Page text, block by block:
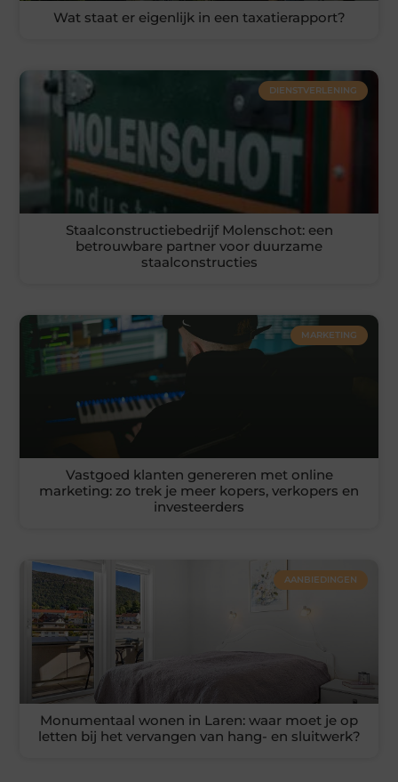
Wat staat er eigenlijk in een taxatierapport?
DIENSTVERLENING
Staalconstructiebedrijf Molenschot: een
betrouwbare partner voor duurzame
staalconstructies
MARKETING
Vastgoed klanten genereren met online
marketing: zo trek je meer kopers, verkopers en
investeerders
AANBIEDINGEN
Monumentaal wonen in Laren: waar moet je op
letten bij het vervangen van hang- en sluitwerk?